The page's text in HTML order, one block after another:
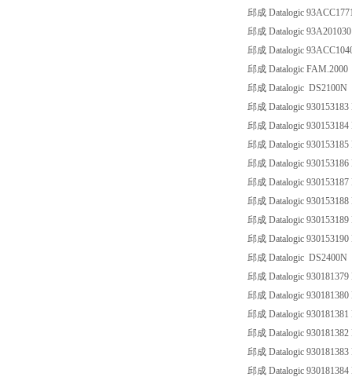
邱成 Datalogic
邱成 Datalogic
邱成 Datalogic
邱成 Datalogic FAM.2000
邱成 Datalogic DS2100N
邱成 Datalogic
邱成 Datalogic
邱成 Datalogic
邱成 Datalogic
邱成 Datalogic
邱成 Datalogic
邱成 Datalogic
邱成 Datalogic
邱成 Datalogic DS2400N
邱成 Datalogic
邱成 Datalogic
邱成 Datalogic
邱成 Datalogic
邱成 Datalogic
邱成 Datalogic